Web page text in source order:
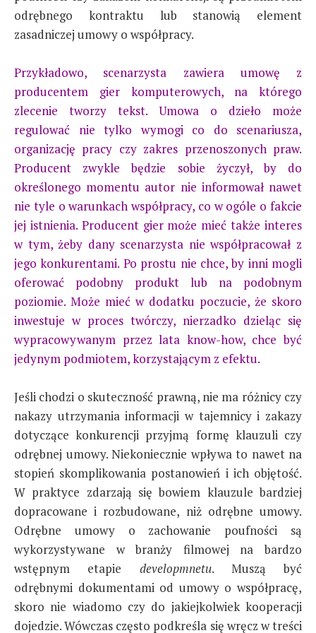
odrębnego kontraktu lub stanowią element
zasadniczej umowy o współpracy.
Przykładowo, scenarzysta zawiera umowę z
producentem gier komputerowych, na którego
zlecenie tworzy tekst. Umowa o dzieło może
regulować nie tylko wymogi co do scenariusza,
organizację pracy czy zakres przenoszonych praw.
Producent zwykle będzie sobie życzył, by do
określonego momentu autor nie informował nawet
nie tyle o warunkach współpracy, co w ogóle o fakcie
jej istnienia. Producent gier może mieć także interes
w tym, żeby dany scenarzysta nie współpracował z
jego konkurentami. Po prostu nie chce, by inni mogli
oferować podobny produkt lub na podobnym
poziomie. Może mieć w dodatku poczucie, że skoro
inwestuje w proces twórczy, nierzadko dzieląc się
wypracowywanym przez lata know-how, chce być
jedynym podmiotem, korzystającym z efektu.
Jeśli chodzi o skuteczność prawną, nie ma różnicy czy
nakazy utrzymania informacji w tajemnicy i zakazy
dotyczące konkurencji przyjmą formę klauzuli czy
odrębnej umowy. Niekoniecznie wpływa to nawet na
stopień skomplikowania postanowień i ich objętość.
W praktyce zdarzają się bowiem klauzule bardziej
dopracowane i rozbudowane, niż odrębne umowy.
Odrębne umowy o zachowanie poufności są
wykorzystywane w branży filmowej na bardzo
wstępnym etapie developmnetu. Muszą być
odrębnymi dokumentami od umowy o współpracę,
skoro nie wiadomo czy do jakiejkolwiek kooperacji
dojedzie. Wówczas często podkreśla się wręcz w treści